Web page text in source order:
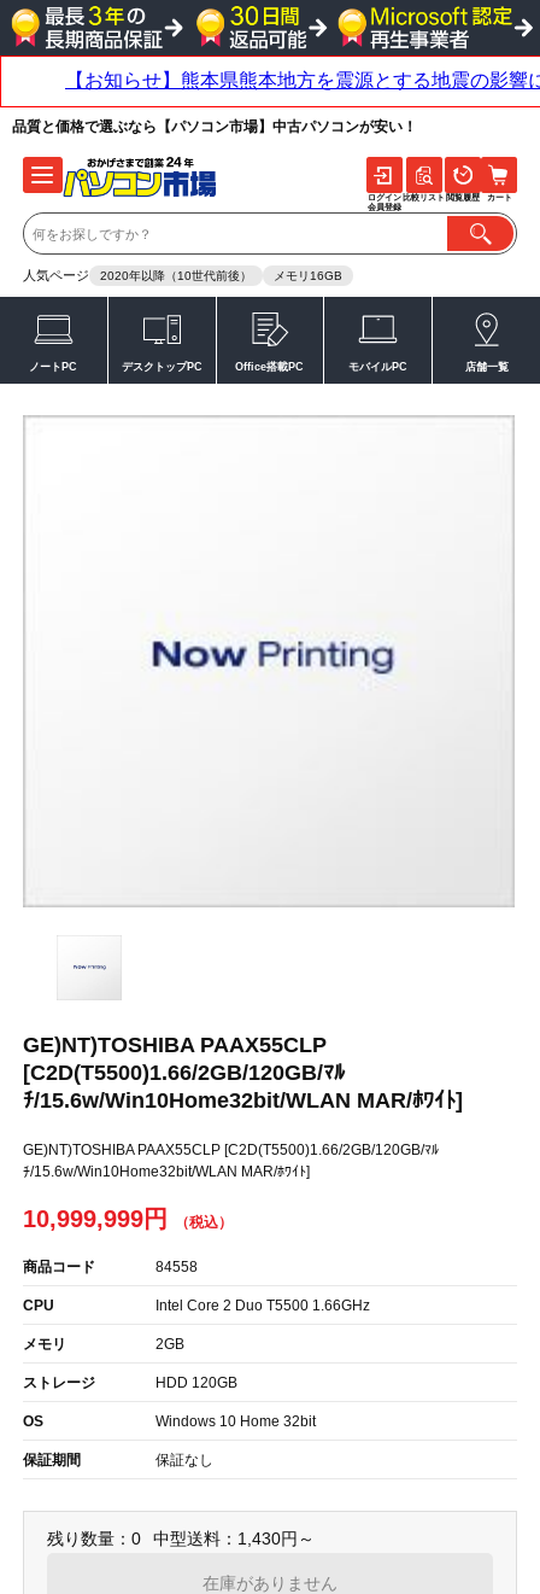
品質と価格で選ぶなら【パソコン市場】中古パソコンが安い！
人気ページ 2020年以降（10世代前後） メモリ16GB
ログイン
会員登録
比較リスト 閲覧履歴 カート
ノートPC デスクトップPC Office搭載PC モバイルPC 店舗一覧
GE)NT)TOSHIBA PAAX55CLP
[C2D(T5500)1.66/2GB/120GB/ﾏﾙ
ﾁ/15.6w/Win10Home32bit/WLAN MAR/ﾎﾜｲﾄ]
GE)NT)TOSHIBA PAAX55CLP [C2D(T5500)1.66/2GB/120GB/ﾏﾙ
ﾁ/15.6w/Win10Home32bit/WLAN MAR/ﾎﾜｲﾄ]
10,999,999円
商品コード 84558
CPU Intel Core 2 Duo T5500 1.66GHz
メモリ 2GB
ストレージ HDD 120GB
OS Windows 10 Home 32bit
保証期間 保証なし
残り数量：0 中型送料：1,430円～
在庫がありません